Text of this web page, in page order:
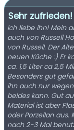
Sehr zufrieden!
Ich liebe ihn! Mein
auch von Russell
von Russell. Der
neuen Küche :) Er
ca. 1,5 Liter ca 2,5
Besonders gut
ihn auch nur
beides kann. Gut
Material ist aber
oder Porzellan aus.